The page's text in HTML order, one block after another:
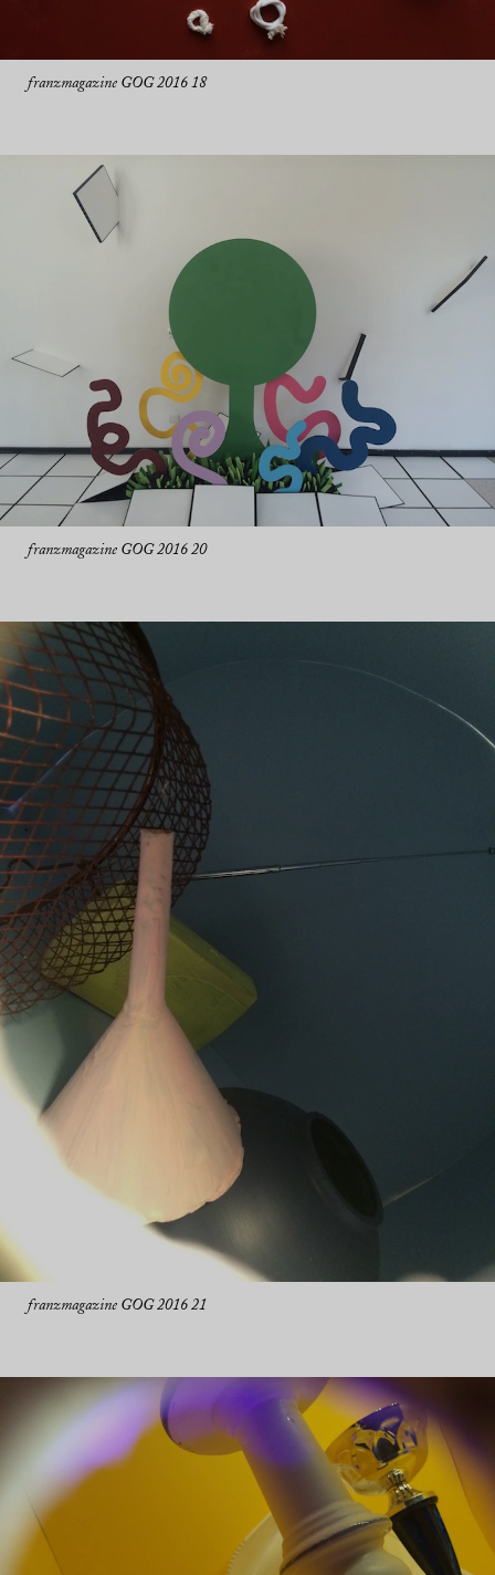
franzmagazine GOG 2016 18
franzmagazine GOG 2016 20
franzmagazine GOG 2016 21